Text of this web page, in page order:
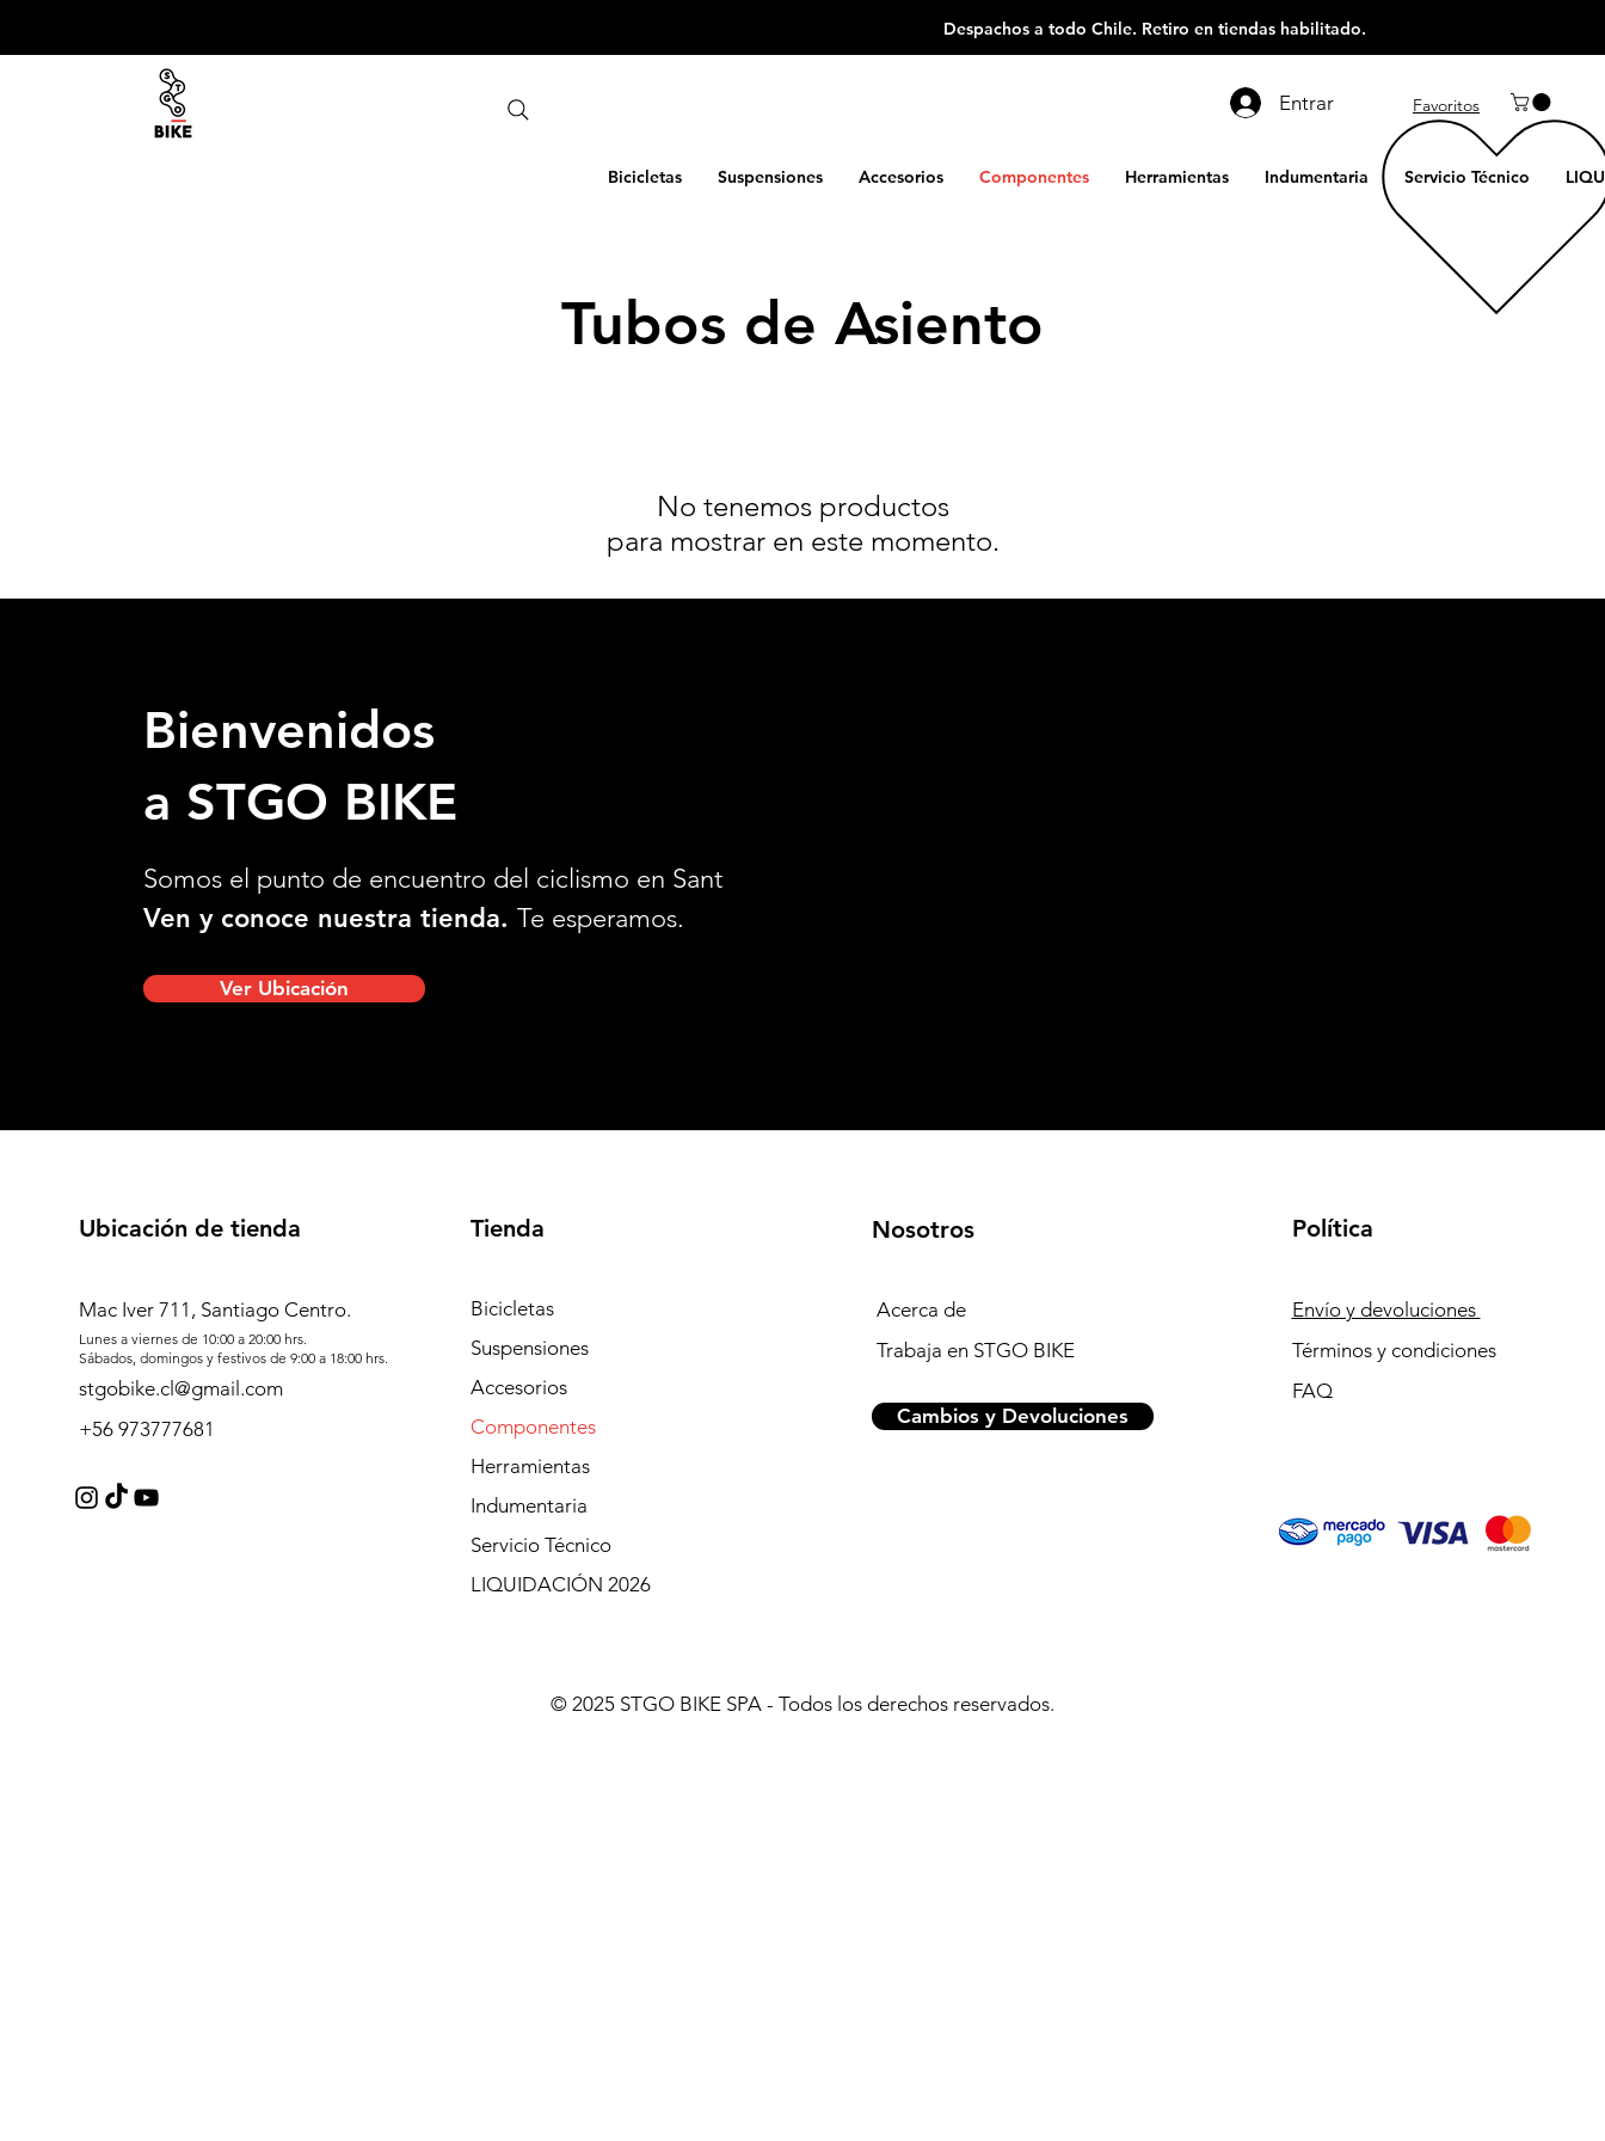
Despachos a todo Chile. Retiro en tiendas habilitado.
Entrar Favoritos
Bicicletas Suspensiones Accesorios Componentes Herramientas Indumentaria Servicio Técnico
Tubos de Asiento
No tenemos productos
para mostrar en este momento.
Bienvenidos
a STGO BIKE
Somos el punto de encuentro del ciclismo en Santiago.
Ven y conoce nuestra tienda. Te esperamos.
Ver Ubicación
Ubicación de tienda
Mac Iver 711, Santiago Centro.
Lunes a viernes de 10:00 a 20:00 hrs.
Sábados, domingos y festivos de 9:00 a 18:00 hrs.
stgobike.cl@gmail.com
+56 973777681
Tienda
Bicicletas
Suspensiones
Accesorios
Componentes
Herramientas
Indumentaria
Servicio Técnico
LIQUIDACIÓN 2026
Nosotros
Acerca de
Trabaja en STGO BIKE
Cambios y Devoluciones
Política
Envío y devoluciones
Términos y condiciones
FAQ
© 2025 STGO BIKE SPA - Todos los derechos reservados.